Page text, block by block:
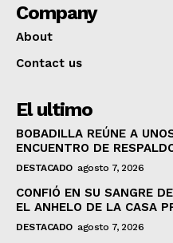
Company
About
Contact us
El ultimo
BOBADILLA REÚNE A
ENCUENTRO DE
DESTACADO agosto 7, 2026
CONFIÓ EN SU SANGRE
EL ANHELO DE LA CASA
DESTACADO agosto 7, 2026